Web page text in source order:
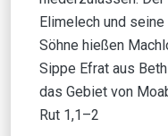
Elimelech und
Söhne hießen
Sippe Efrat aus
das Gebiet von
Rut 1,1–2